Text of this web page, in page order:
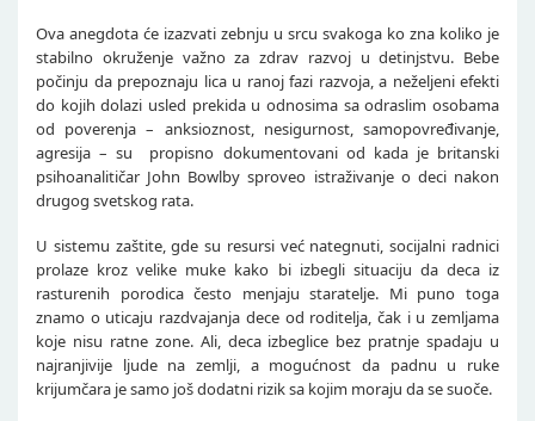
Ova anegdota će izazvati zebnju u srcu svakoga ko zna koliko je
stabilno okruženje važno za zdrav razvoj u detinjstvu. Bebe
počinju da prepoznaju lica u ranoj fazi razvoja, a neželjeni efekti
do kojih dolazi usled prekida u odnosima sa odraslim osobama
od poverenja – anksioznost, nesigurnost, samopovređivanje,
agresija – su propisno dokumentovani od kada je britanski
psihoanalitičar John Bowlby sproveo istraživanje o deci nakon
drugog svetskog rata.
U sistemu zaštite, gde su resursi već nategnuti, socijalni radnici
prolaze kroz velike muke kako bi izbegli situaciju da deca iz
rasturenih porodica često menjaju staratelje. Mi puno toga
znamo o uticaju razdvajanja dece od roditelja, čak i u zemljama
koje nisu ratne zone. Ali, deca izbeglice bez pratnje spadaju u
najranjivije ljude na zemlji, a mogućnost da padnu u ruke
krijumčara je samo još dodatni rizik sa kojim moraju da se suoče.